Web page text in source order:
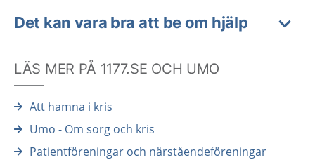
Det kan vara bra att be om hjälp
LÄS MER PÅ 1177.SE OCH UMO
Att hamna i kris
Umo - Om sorg och kris
Patientföreningar och närståendeföreningar